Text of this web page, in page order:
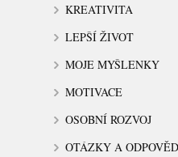
KREATIVITA
LEPŠÍ ŽIVOT
MOJE MYŠLENKY
MOTIVACE
OSOBNÍ ROZVOJ
OTÁZKY A